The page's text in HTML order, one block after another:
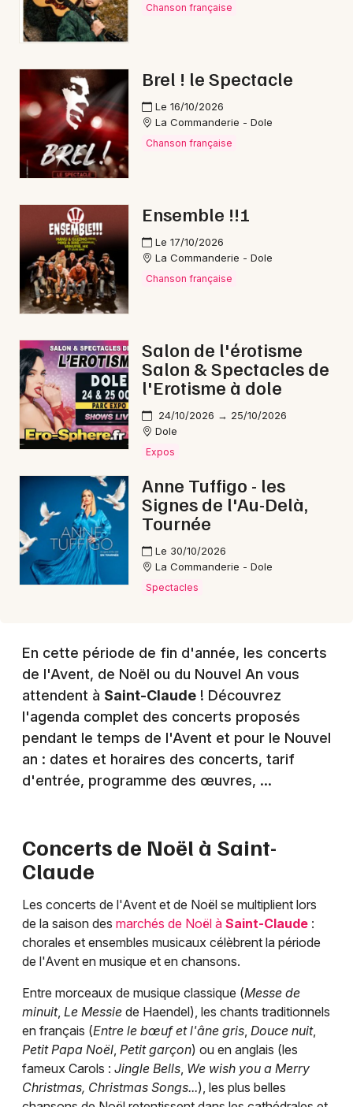
Concerts de Noël en Franche-Comté
Concerts de Noël en Bourgogne-Franche-
Comté
Newsletter des sorties
Artistes en tournée
Actus à Saint-Claude
Magazine à Saint-Claude
39 - Jura
Choisir mes départements
Mon email
Chanson française
Brel ! le Spectacle
Le 16/10/2026
La Commanderie - Dole
Chanson française
Ensemble !!!
Le 17/10/2026
La Commanderie - Dole
Chanson française
Salon de l'érotisme
Salon & Spectacles de
l'Erotisme à dole
24/10/2026 → 25/10/2026
Dole
Expos
Anne Tuffigo - les
Signes de l'Au-Delà,
Tournée
Le 30/10/2026
La Commanderie - Dole
Spectacles
En cette période de fin d'année, les concerts
de l'Avent, de Noël ou du Nouvel An vous
attendent à Saint-Claude ! Découvrez
l'agenda complet des concerts proposés
pendant le temps de l'Avent et pour le Nouvel
an : dates et horaires des concerts, tarif
d'entrée, programme des œuvres, ...
Concerts de Noël à Saint-
Claude
Les concerts de l'Avent et de Noël se multiplient lors
de la saison des marchés de Noël à Saint-Claude :
chorales et ensembles musicaux célèbrent la période
de l'Avent en musique et en chansons.
Entre morceaux de musique classique (Messe de
minuit, Le Messie de Haendel), les chants traditionnels
en français (Entre le bœuf et l'âne gris, Douce nuit,
Petit Papa Noël, Petit garçon) ou en anglais (les
fameux Carols : Jingle Bells, We wish you a Merry
Christmas, Christmas Songs...), les plus belles